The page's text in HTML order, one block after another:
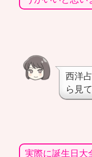
西洋
ら見
実際に誕生日大